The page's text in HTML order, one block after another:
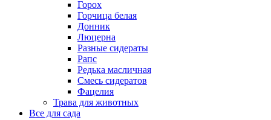
Горох
Горчица белая
Донник
Люцерна
Разные сидераты
Рапс
Редька масличная
Смесь сидератов
Фацелия
Трава для животных
Все для сада